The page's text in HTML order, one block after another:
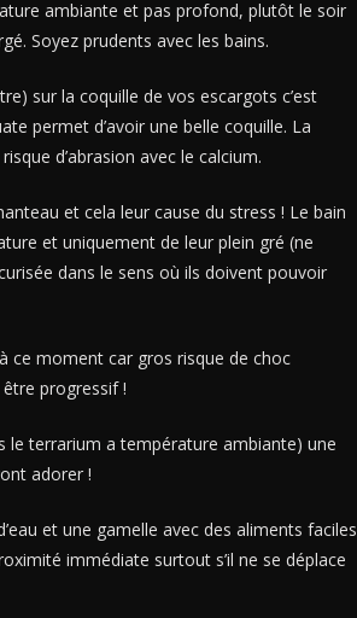
ambiante et pas profond, plutôt le soir
Soyez prudents avec les bains.
sur la coquille de vos escargots c’est
permet d’avoir une belle coquille. La
d’abrasion avec le calcium.
et cela leur cause du stress ! Le bain
et uniquement de leur plein gré (ne
dans le sens où ils doivent pouvoir
ce moment car gros risque de choc
progressif !
le terrarium a température ambiante) une
adorer !
et une gamelle avec des aliments faciles
immédiate surtout s’il ne se déplace